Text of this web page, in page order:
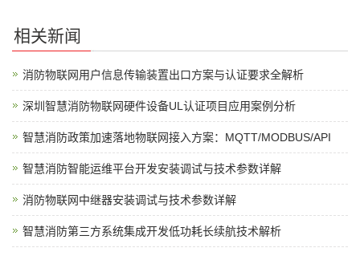
相关新闻
消防物联网用户信息传输装置出口方案与认证要求全解析
深圳智慧消防物联网硬件设备UL认证项目应用案例分析
智慧消防政策加速落地物联网接入方案：MQTT/MODBUS/API
智慧消防智能运维平台开发安装调试与技术参数详解
消防物联网中继器安装调试与技术参数详解
智慧消防第三方系统集成开发低功耗长续航技术解析